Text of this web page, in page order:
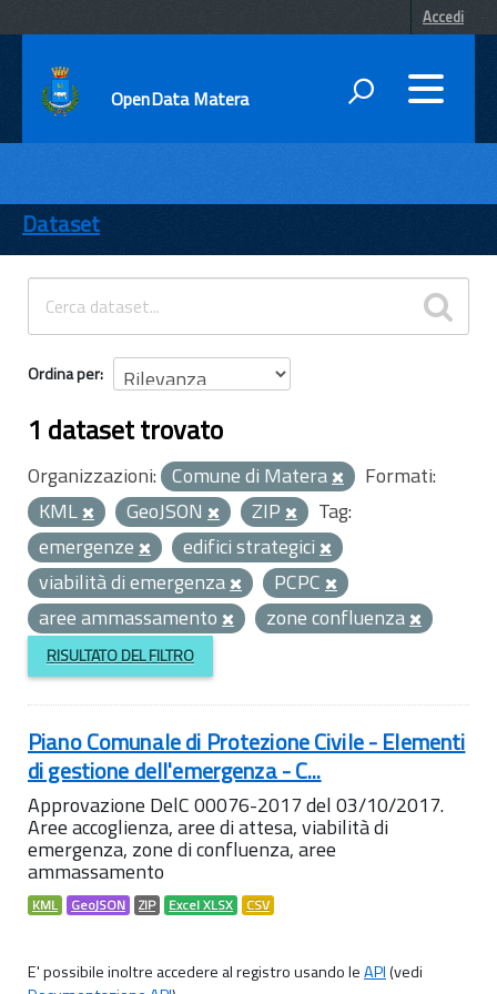
Accedi
OpenData Matera
ENTI
TEMI
INFORMAZIONI
Dataset
Ordina per
1 dataset trovato
Organizzazioni: Comune di Matera
Formati:
KML
GeoJSON ZIP
Tag:
emergenze
edifici strategici
viabilità di emergenza
PCPC
aree ammassamento
zone confluenza
RISULTATO DEL FILTRO
Piano Comunale di Protezione Civile - Elementi
di gestione dell'emergenza - C...
Approvazione DelC 00076-2017 del 03/10/2017.
Aree accoglienza, aree di attesa, viabilità di
emergenza, zone di confluenza, aree
ammassamento
KML GeoJSON ZIP Excel XLSX CSV
E' possibile inoltre accedere al registro usando leAPI(vedi